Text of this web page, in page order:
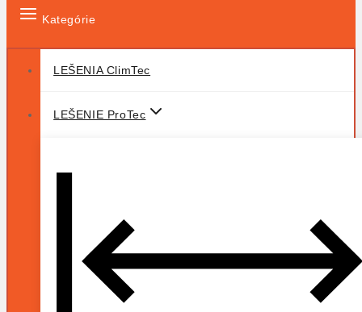
Kategórie
LEŠENIA ClimTec
LEŠENIE ProTec